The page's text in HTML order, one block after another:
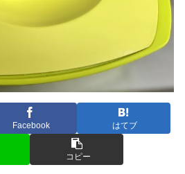
Facebook はてブ
コピー